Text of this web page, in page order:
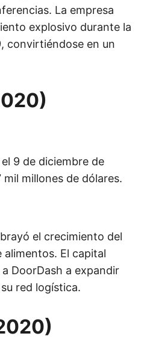
La empresa
explosivo durante la
convirtiéndose en un
9 de diciembre de
millones de dólares.
el crecimiento del
El capital
DoorDash a expandir
red logística.